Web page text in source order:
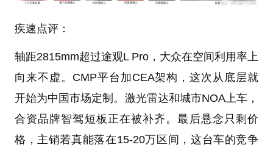
疾速点评：
轴距2815mm超过途观L Pro，大众在空间利用率上
向来不虚。CMP平台加CEA架构，这次从底层就
开始为中国市场定制。激光雷达和城市NOA上车，
合资品牌智驾短板正在被补齐。最后悬念只剩价
格，主销若真能落在15-20万区间，这台车的竞争